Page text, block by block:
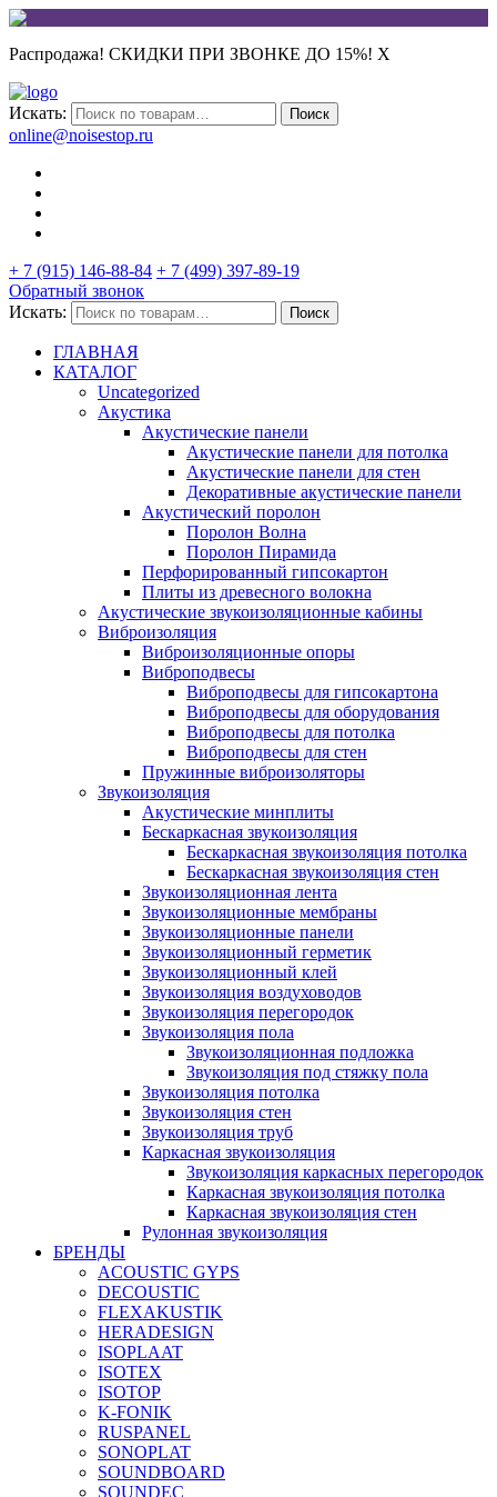
Распродажа! СКИДКИ ПРИ ЗВОНКЕ ДО 15%! X
Искать: Поиск
online@noisestop.ru
+ 7 (915) 146-88-84 + 7 (499) 397-89-19
Обратный звонок
Искать:
Поиск
ГЛАВНАЯ
КАТАЛОГ
Uncategorized
Акустика
Акустические панели
Акустические панели для потолка
Акустические панели для стен
Декоративные акустические панели
Акустический поролон
Поролон Волна
Поролон Пирамида
Перфорированный гипсокартон
Плиты из древесного волокна
Акустические звукоизоляционные кабины
Виброизоляция
Виброизоляционные опоры
Виброподвесы
Виброподвесы для гипсокартона
Виброподвесы для оборудования
Виброподвесы для потолка
Виброподвесы для стен
Пружинные виброизоляторы
Звукоизоляция
Акустические минплиты
Бескаркасная звукоизоляция
Бескаркасная звукоизоляция потолка
Бескаркасная звукоизоляция стен
Звукоизоляционная лента
Звукоизоляционные мембраны
Звукоизоляционные панели
Звукоизоляционный герметик
Звукоизоляционный клей
Звукоизоляция воздуховодов
Звукоизоляция перегородок
Звукоизоляция пола
Звукоизоляционная подложка
Звукоизоляция под стяжку пола
Звукоизоляция потолка
Звукоизоляция стен
Звукоизоляция труб
Каркасная звукоизоляция
Звукоизоляция каркасных перегородок
Каркасная звукоизоляция потолка
Каркасная звукоизоляция стен
Рулонная звукоизоляция
БРЕНДЫ
ACOUSTIC GYPS
DECOUSTIC
FLEXAKUSTIK
HERADESIGN
ISOPLAAT
ISOTEX
ISOTOP
K-FONIK
RUSPANEL
SONOPLAT
SOUNDBOARD
SOUNDEC